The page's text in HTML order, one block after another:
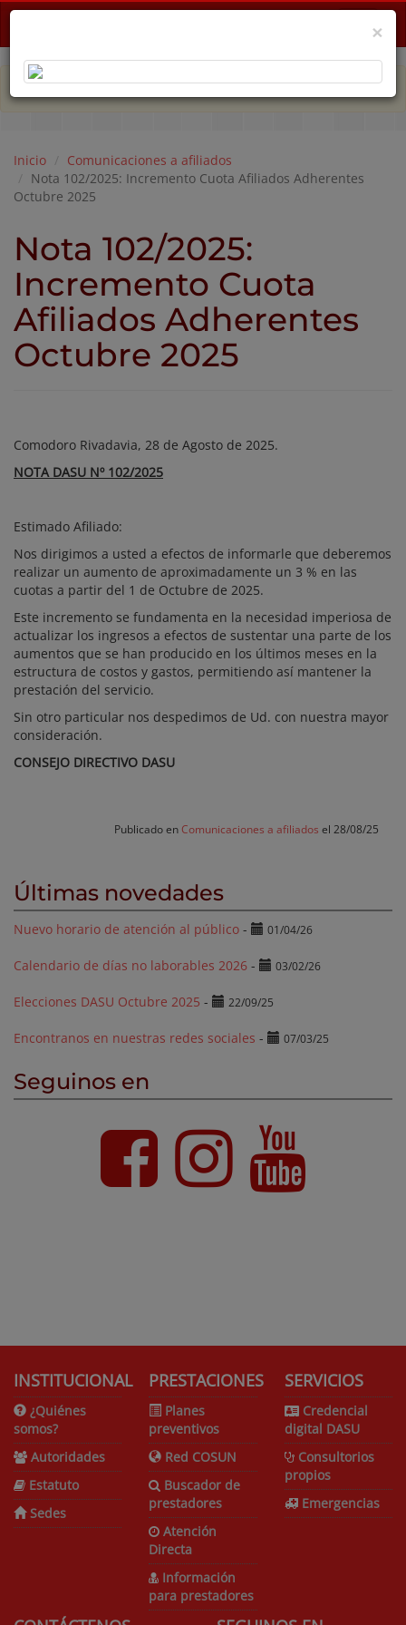
Menu
PLAN DE EMERGENCIA POR CRISIS ECONÓMICA
Inicio
Comunicaciones a afiliados
Nota 102/2025: Incremento Cuota Afiliados Adherentes
Octubre 2025
Nota 102/2025:
Incremento Cuota
Afiliados Adherentes
Octubre 2025
Comodoro Rivadavia, 28 de Agosto de 2025.
NOTA DASU Nº 102/2025
Estimado Afiliado:
Nos dirigimos a usted a efectos de informarle que deberemos
realizar un aumento de aproximadamente un 3 % en las
cuotas a partir del 1 de Octubre de 2025.
Este incremento se fundamenta en la necesidad imperiosa de
actualizar los ingresos a efectos de sustentar una parte de los
aumentos que se han producido en los últimos meses en la
estructura de costos y gastos, permitiendo así mantener la
prestación del servicio.
Sin otro particular nos despedimos de Ud. con nuestra mayor
consideración.
CONSEJO DIRECTIVO DASU
Publicado en Comunicaciones a afiliados el 28/08/25
Últimas novedades
Nuevo horario de atención al público - 01/04/26
Calendario de días no laborables 2026 - 03/02/26
Elecciones DASU Octubre 2025 - 22/09/25
Encontranos en nuestras redes sociales - 07/03/25
Seguinos en
INSTITUCIONAL
¿Quiénes
somos?
Autoridades
Estatuto
Sedes
PRESTACIONES
Planes
preventivos
Red COSUN
Buscador de
prestadores
Atención
Directa
Información
para prestadores
SERVICIOS
Credencial
digital DASU
Consultorios
propios
Emergencias
×